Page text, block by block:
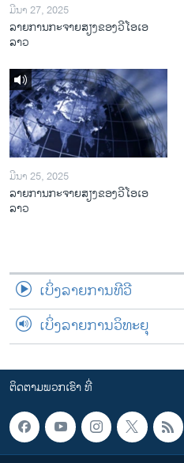
ມີນາ 27, 2025
ລາຍການກະຈາຍສຽງຂອງວີໂອເອ
ລາວ
ມີນາ 25, 2025
ລາຍການກະຈາຍສຽງຂອງວີໂອເອ
ລາວ
ເບິ່ງລາຍການທີວີ
ເບິ່ງລາຍການວິທະຍຸ
ຕິດຕາມພວກເຮົາ ທີ່